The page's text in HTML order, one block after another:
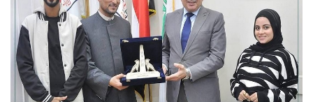
تواصل معنا
الطلاب
هيئة التدريس